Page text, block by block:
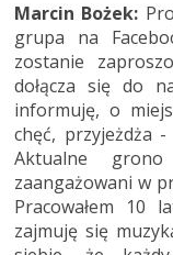
Marcin Bożek:
grupa na
zostanie
dołącza się do
informuję, o
chęć, przyjeżdża
Aktualne
zaangażowani w
Pracowałem 10
zajmuję się